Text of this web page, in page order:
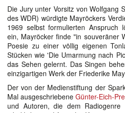
Die Jury unter Vorsitz von Wolfgang
des WDR) würdigte Mayröckers
1969 selbst formulierten Anspruch
ein, Mayröcker finde "in souveräner
Poesie zu einer völlig eigenen
Stücken wie 'Die Umarmung nach
das Sehen gelernt. Das Singen
einzigartigen Werk der Friederike
Der von der Medienstiftung der
Mal ausgeschriebeneGünter-Eich-
und Autoren, die dem